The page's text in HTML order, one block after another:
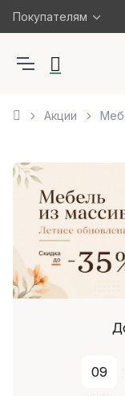
Покупателям
Акции
09